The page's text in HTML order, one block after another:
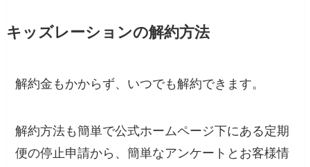
キッズレーションの解約方法
解約金もかからず、いつでも解約できます。
解約方法も簡単で公式ホームページ下にある定期
便の停止申請から、簡単なアンケートとお客様情